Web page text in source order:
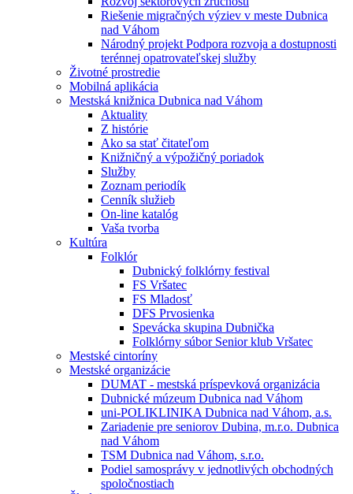
Riešenie migračných výziev v meste Dubnica
nad Váhom
Národný projekt Podpora rozvoja a dostupnosti
terénnej opatrovateľskej služby
Životné prostredie
Mobilná aplikácia
Mestská knižnica Dubnica nad Váhom
Aktuality
Z histórie
Ako sa stať čitateľom
Knižničný a výpožičný poriadok
Služby
Zoznam periodík
Cenník služieb
On-line katalóg
Vaša tvorba
Kultúra
Folklór
Dubnický folklórny festival
FS Vršatec
FS Mladosť
DFS Prvosienka
Spevácka skupina Dubnička
Folklórny súbor Senior klub Vršatec
Mestské cintoríny
Mestské organizácie
DUMAT - mestská príspevková organizácia
Dubnické múzeum Dubnica nad Váhom
uni-POLIKLINIKA Dubnica nad Váhom, a.s.
Zariadenie pre seniorov Dubina, m.r.o. Dubnica
nad Váhom
TSM Dubnica nad Váhom, s.r.o.
Podiel samosprávy v jednotlivých obchodných
spoločnostiach